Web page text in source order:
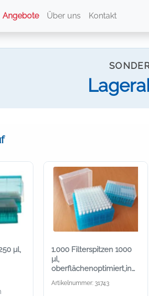
Angebote Über uns Kontakt
µl,
1.000 Filterspitzen 1000
µl,
oberflächenoptimiert,in
10 Racks à 100 St.
Artikelnummer: 31743